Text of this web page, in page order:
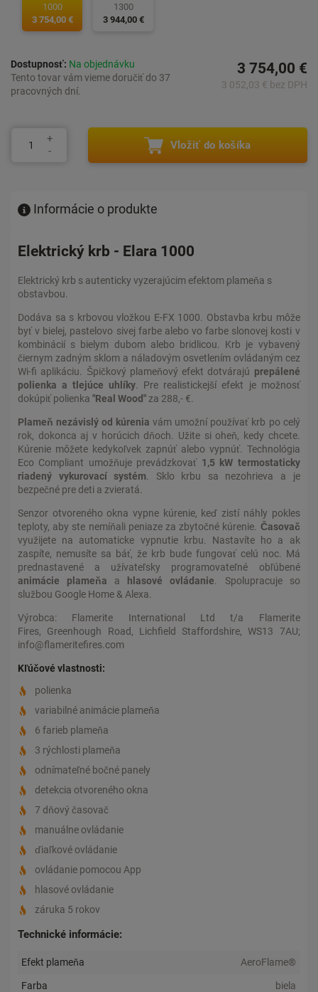
1000
3 754,00 €
1300
3 944,00 €
Dostupnosť: Na objednávku
Tento tovar vám vieme doručiť do 37
pracovných dní.
3 754,00 €
3 052,03 € bez DPH
Vložiť do košíka
Informácie o produkte
Elektrický krb - Elara 1000
Elektrický krb s autenticky vyzerajúcim efektom plameňa s
obstavbou.
Dodáva sa s krbovou vložkou E-FX 1000. Obstavba krbu môže
byť v bielej, pastelovo sivej farbe alebo vo farbe slonovej kosti v
kombinácií s bielym dubom alebo bridlicou. Krb je vybavený
čiernym zadným sklom a náladovým osvetlením ovládaným cez
Wi-fi aplikáciu. Špičkový plameňový efekt dotvárajú prepálené
polienka a tlejúce uhlíky . Pre realistickejší efekt je možnosť
dokúpiť polienka "Real Wood" za 288,- €.
Plameň nezávislý od kúrenia vám umožní používať krb po celý
rok, dokonca aj v horúcich dňoch. Užite si oheň, kedy chcete.
Kúrenie môžete kedykoľvek zapnúť alebo vypnúť. Technológia
Eco Compliant umožňuje prevádzkovať 1,5 kW termostaticky
riadený vykurovací systém . Sklo krbu sa nezohrieva a je
bezpečné pre deti a zvieratá.
Senzor otvoreného okna vypne kúrenie, keď zistí náhly pokles
teploty, aby ste nemíňali peniaze za zbytočné kúrenie. Časovač
využijete na automaticke vypnutie krbu. Nastavíte ho a ak
zaspíte, nemusíte sa báť, že krb bude fungovať celú noc. Má
prednastavené a užívateľsky programovateľné obľúbené
animácie plameňa a hlasové ovládanie . Spolupracuje so
službou Google Home & Alexa.
Výrobca: Flamerite International Ltd t/a Flamerite
Fires, Greenhough Road, Lichfield Staffordshire, WS13 7AU;
info@flameritefires.com
Kľúčové vlastnosti:
polienka
variabilné animácie plameňa
6 farieb plameňa
3 rýchlosti plameňa
odnímateľné bočné panely
detekcia otvoreného okna
7 dňový časovač
manuálne ovládanie
ďiaľkové ovládanie
ovládanie pomocou App
hlasové ovládanie
záruka 5 rokov
Technické informácie:
Efekt plameňa AeroFlame®
Farba biela